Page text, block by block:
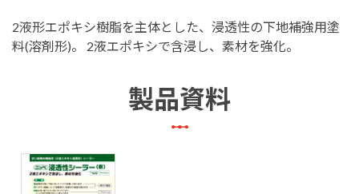
2液形エポキシ樹脂を主体とした、浸透性の下地補強用塗
料(溶剤形)。 2液エポキシで含浸し、素材を強化。
製品資料